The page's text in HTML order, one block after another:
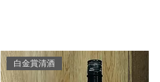
白金賞清酒